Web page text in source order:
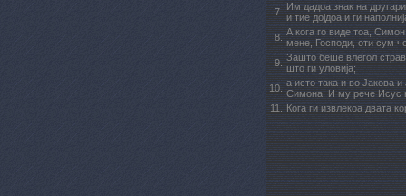
7. Им дадоа знак на
и тие дојдоа и ги
8. А кога го виде тоа,
мене, Господи, оти сум
9. Зашто беше влегол
што ги уловија;
10. а исто така и во Јакова
Симона. И му рече Исус
11. Кога ги извлекоа двата